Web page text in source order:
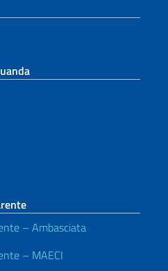
– Ambasciata
– MAECI